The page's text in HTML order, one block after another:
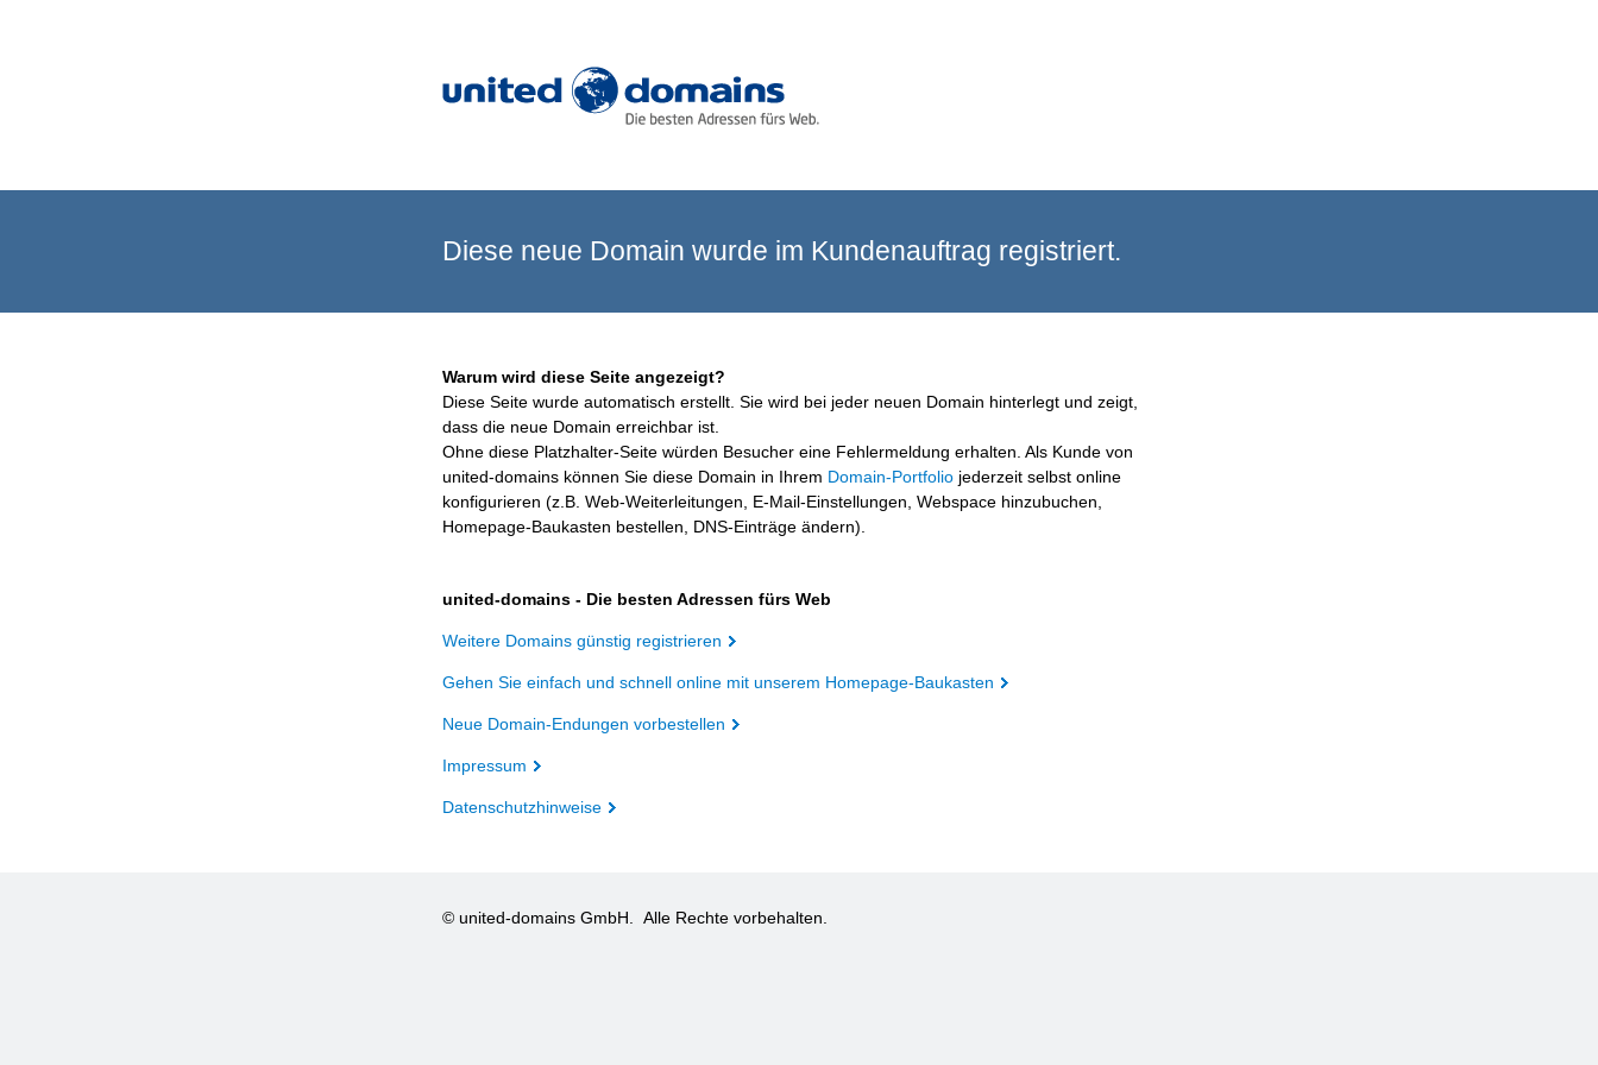
Diese neue Domain wurde im Kundenauftrag registriert.
Warum wird diese Seite angezeigt?
Diese Seite wurde automatisch erstellt. Sie wird bei jeder neuen Domain hinterlegt und zeigt,
dass die neue Domain erreichbar ist.
Ohne diese Platzhalter-Seite würden Besucher eine Fehlermeldung erhalten. Als Kunde von
united-domains können Sie diese Domain in Ihrem Domain-Portfolio jederzeit selbst online
konfigurieren (z.B. Web-Weiterleitungen, E-Mail-Einstellungen, Webspace hinzubuchen,
Homepage-Baukasten bestellen, DNS-Einträge ändern).
united-domains - Die besten Adressen fürs Web
Weitere Domains günstig registrieren
Gehen Sie einfach und schnell online mit unserem Homepage-Baukasten
Neue Domain-Endungen vorbestellen
Impressum
Datenschutzhinweise
© united-domains GmbH. Alle Rechte vorbehalten.